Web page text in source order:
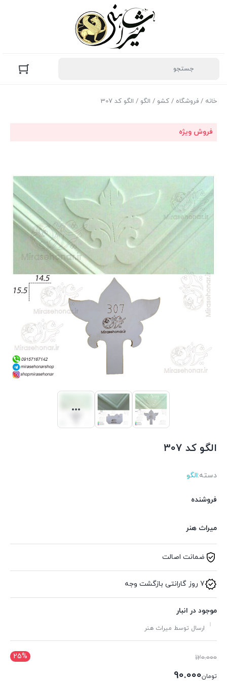
خانه / فروشگاه / کشو / الگو / الگو کد 307
فروش ویژه
الگو کد 307
دسته:الگو
فروشنده
میراث هنر
ضمانت اصالت
7 روز گارانتی بازگشت وجه
موجود در انبار
ارسال توسط میراث هنر
25% 120.000قیمت
اصلی:
تومان90.000